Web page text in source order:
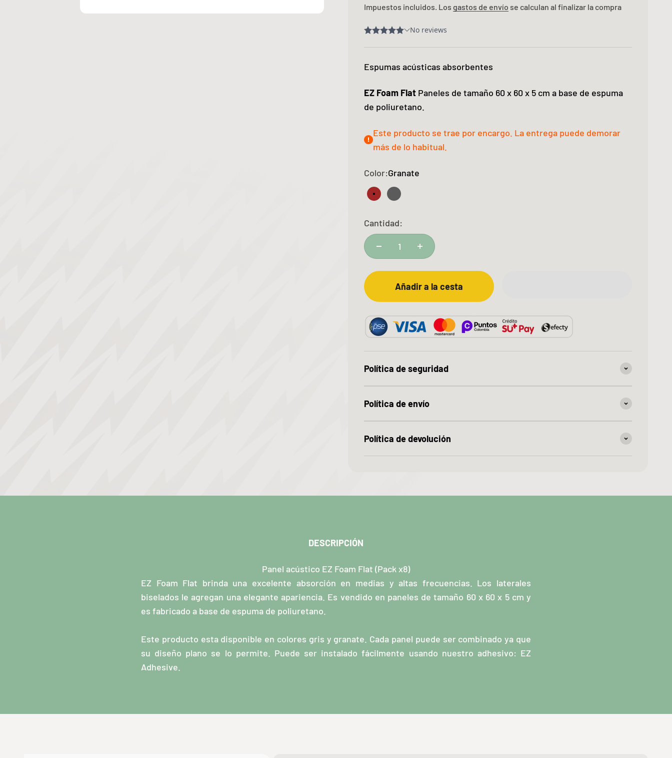
Impuestos incluidos. Los gastos de envío se calculan al finalizar la compra
Espumas acústicas absorbentes
EZ Foam Flat Paneles de tamaño 60 x 60 x 5 cm a base de espuma
de poliuretano.
Este producto se trae por encargo. La entrega puede demorar
más de lo habitual.
Color:Granate
Granate
Gris
Cantidad:
Añadir a la cesta
Política de seguridad
Política de envío
Política de devolución
DESCRIPCIÓN
Panel acústico EZ Foam Flat (Pack x8)
EZ Foam Flat brinda una excelente absorción en medias y altas frecuencias. Los laterales
biselados le agregan una elegante apariencia. Es vendido en paneles de tamaño 60 x 60 x 5 cm y
es fabricado a base de espuma de poliuretano.
Este producto esta disponible en colores gris y granate. Cada panel puede ser combinado ya que
su diseño plano se lo permite. Puede ser instalado fácilmente usando nuestro adhesivo: EZ
Adhesive.